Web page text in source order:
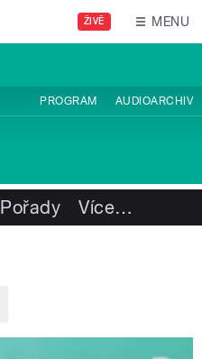
ŽIVĚ MENU
PROGRAM AUDIOARCHIV
Pořady Více…